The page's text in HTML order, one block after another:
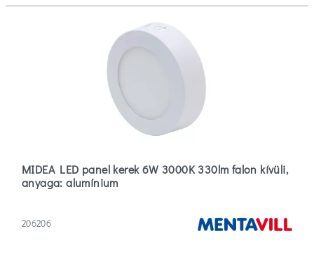
MIDEA LED panel kerek 6W 3000K 330lm falon kívüli,
anyaga: alumínium
206206